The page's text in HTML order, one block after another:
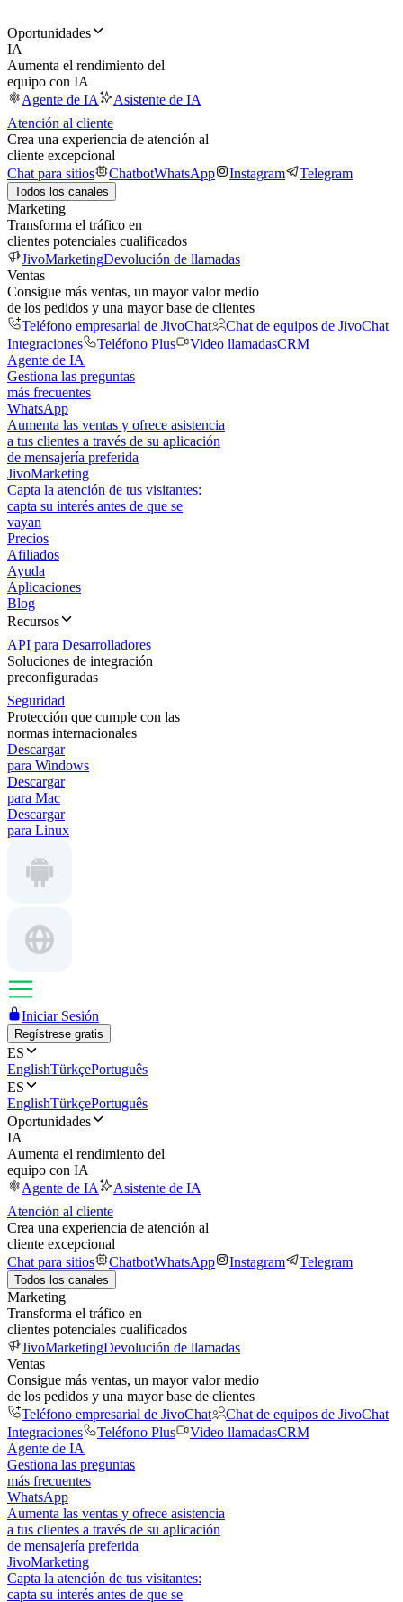
Oportunidades
IA
Aumenta el rendimiento del
equipo con IA
Agente de IA
Asistente de IA
Atención al cliente
Crea una experiencia de atención al
cliente excepcional
Chat para sitios
ChatbotWhatsApp Instagram Telegram
Todos los canales
Marketing
Transforma el tráfico en
clientes potenciales cualificados
JivoMarketingDevolución de llamadas
Ventas
Consigue más ventas, un mayor valor medio
de los pedidos y una mayor base de clientes
Teléfono empresarial de JivoChat
Chat de equipos de JivoChat
Integraciones
Teléfono Plus Video llamadasCRM
Agente de IA
Gestiona las preguntas
más frecuentes
WhatsApp
Aumenta las ventas y ofrece asistencia
a tus clientes a través de su aplicación
de mensajería preferida
JivoMarketing
Capta la atención de tus visitantes:
capta su interés antes de que se
vayan
Precios
Afiliados
Ayuda
Aplicaciones
Blog
Recursos
API para Desarrolladores
Soluciones de integración
preconfiguradas
Seguridad
Protección que cumple con las
normas internacionales
Descargar
para Windows
Descargar
para Mac
Descargar
para Linux
Iniciar Sesión
Regístrese gratis
ES
EnglishTürkçePortuguês
ES
EnglishTürkçePortuguês
Oportunidades
IA
Aumenta el rendimiento del
equipo con IA
Agente de IA
Asistente de IA
Atención al cliente
Crea una experiencia de atención al
cliente excepcional
Chat para sitios
ChatbotWhatsApp Instagram Telegram
Todos los canales
Marketing
Transforma el tráfico en
clientes potenciales cualificados
JivoMarketingDevolución de llamadas
Ventas
Consigue más ventas, un mayor valor medio
de los pedidos y una mayor base de clientes
Teléfono empresarial de JivoChat
Chat de equipos de JivoChat
Integraciones
Teléfono Plus Video llamadasCRM
Agente de IA
Gestiona las preguntas
más frecuentes
WhatsApp
Aumenta las ventas y ofrece asistencia
a tus clientes a través de su aplicación
de mensajería preferida
JivoMarketing
Capta la atención de tus visitantes:
capta su interés antes de que se